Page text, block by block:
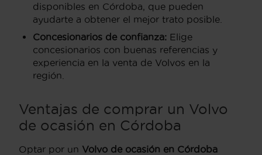
disponibles en Córdoba, que pueden
ayudarte a obtener el mejor trato posible.
Concesionarios de confianza: Elige
concesionarios con buenas referencias y
experiencia en la venta de Volvos en la
región.
Ventajas de comprar un Volvo
de ocasión en Córdoba
Optar por un Volvo de ocasión en Córdoba